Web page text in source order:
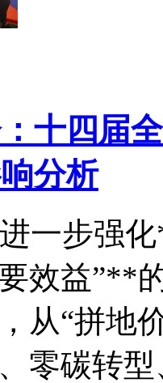
十四届
分析
一步强
效益”**
从“拼地
零碳转